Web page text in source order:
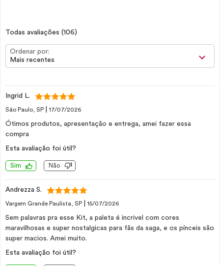
Todas avaliações (106)
Ordenar por:
Mais recentes
Ingrid L.
São Paulo, SP 17/07/2026
Ótimos produtos, apresentação e entrega, amei fazer essa
compra
Esta avaliação foi útil?
Sim Não
Andrezza S.
Vargem Grande Paulista, SP 15/07/2026
Sem palavras pra esse Kit, a paleta é incrivel com cores
maravilhosas e super nostalgicas para fãs da saga, e os pínceis são
super macios. Amei muito.
Esta avaliação foi útil?